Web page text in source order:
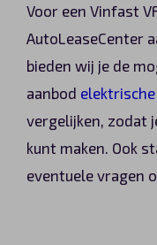
Voor een Vinfast
AutoLeaseCenter
bieden wij je de
aanbod elektrische
vergelijken, zodat
kunt maken. Ook
eventuele vragen